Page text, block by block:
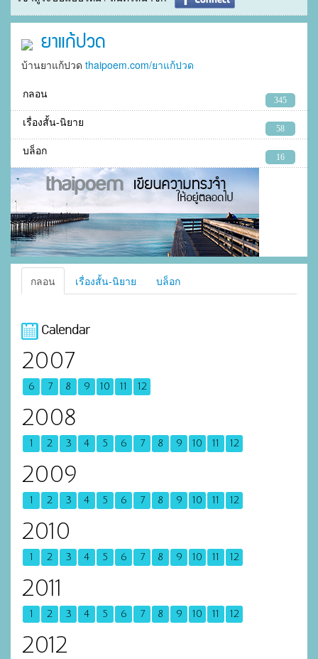
ยาแก้ปวด
บ้านยาแก้ปวด thaipoem.com/ยาแก้ปวด
กลอน
345
เรื่องสั้น-นิยาย
58
บล็อก
16
กลอน เรื่องสั้น-นิยาย บล็อก
Calendar
2007
6 7 8 9 10 11 12
2008
1 2 3 4 5 6 7 8 9 10 11 12
2009
1 2 3 4 5 6 7 8 9 10 11 12
2010
1 2 3 4 5 6 7 8 9 10 11 12
2011
1 2 3 4 5 6 7 8 9 10 11 12
2012